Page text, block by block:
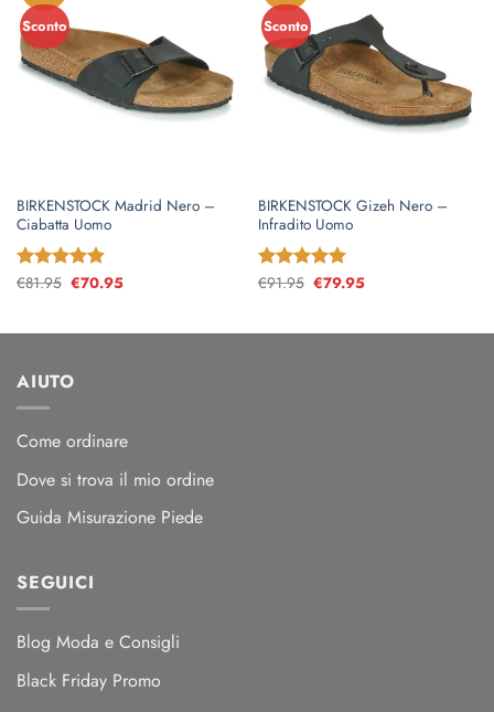
Sconto
BIRKENSTOCK Madrid Nero –
Ciabatta Uomo
Valutato
€81.95 Il
prezzo
€81.95.
€70.95Il
€70.95.
Sconto
BIRKENSTOCK Gizeh Nero –
Infradito Uomo
Valutato5
€91.95 Il
prezzo
€91.95.
€79.95Il
€79.95.
AIUTO
Come ordinare
Dove si trova il mio ordine
Guida Misurazione Piede
SEGUICI
Blog Moda e Consigli
Black Friday Promo